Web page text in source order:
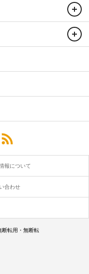
報について
合わせ
断転用・無断転